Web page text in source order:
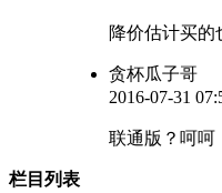
降价估计买
贪杯瓜子哥
2016-07-31
联通版？呵呵
栏目列表